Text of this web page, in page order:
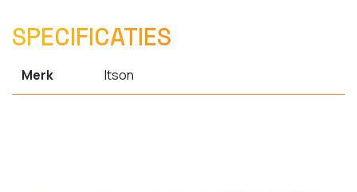
SPECIFICATIES
Merk Itson